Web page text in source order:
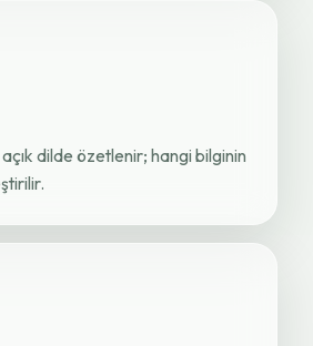
dilde özetlenir; hangi bilginin